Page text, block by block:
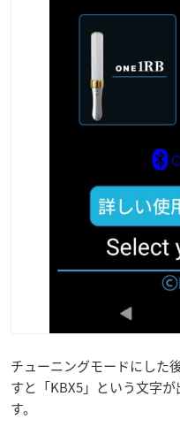
チューニングモードにした
すと「KBX5」という文字
す。